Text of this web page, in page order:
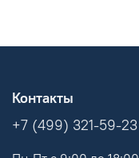
Контакты
+7 (499) 321-59-23